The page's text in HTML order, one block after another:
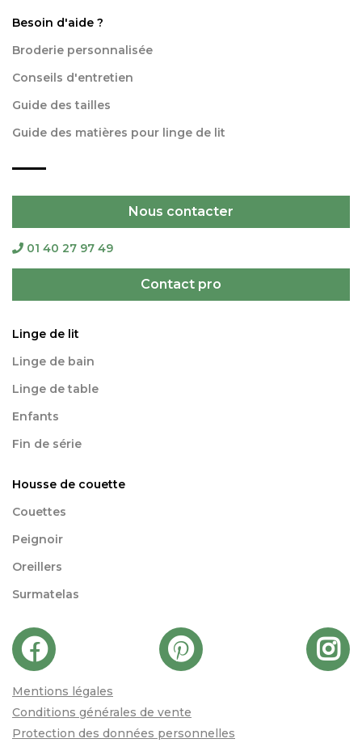
Besoin d'aide ?
Broderie personnalisée
Conseils d'entretien
Guide des tailles
Guide des matières pour linge de lit
Nous contacter
01 40 27 97 49
Contact pro
Linge de lit
Linge de bain
Linge de table
Enfants
Fin de série
Housse de couette
Couettes
Peignoir
Oreillers
Surmatelas
Mentions légales
Conditions générales de vente
Protection des données personnelles